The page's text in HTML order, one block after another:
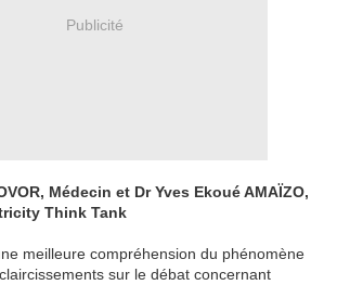
Publicité
Médecin et Dr Yves Ekoué AMAÏZO,
Think Tank
meilleure compréhension du phénomène
sur le débat concernant